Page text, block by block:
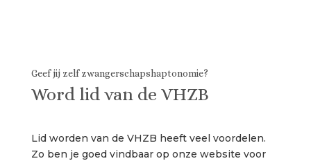
Geef jij zelf zwangerschapshaptonomie?
Word lid van de VHZB
Lid worden van de VHZB heeft veel voordelen.
Zo ben je goed vindbaar op onze website voor